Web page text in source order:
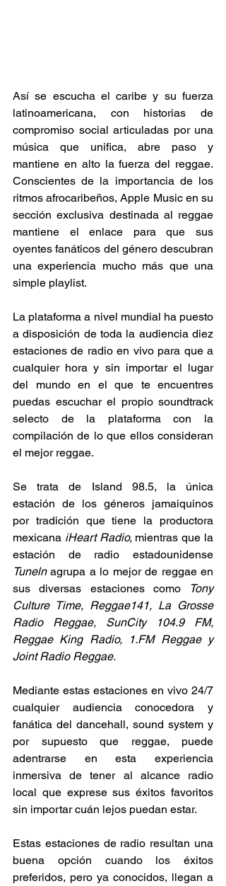
Así se escucha el caribe y su fuerza
latinoamericana, con historias de
compromiso social articuladas por una
música que unifica, abre paso y
mantiene en alto la fuerza del reggae.
Conscientes de la importancia de los
ritmos afrocaribeños, Apple Music en su
sección exclusiva destinada al reggae
mantiene el enlace para que sus
oyentes fanáticos del género descubran
una experiencia mucho más que una
simple playlist.
La plataforma a nivel mundial ha puesto
a disposición de toda la audiencia diez
estaciones de radio en vivo para que a
cualquier hora y sin importar el lugar
del mundo en el que te encuentres
puedas escuchar el propio soundtrack
selecto de la plataforma con la
compilación de lo que ellos consideran
el mejor reggae.
Se trata de Island 98.5, la única
estación de los géneros jamaiquinos
por tradición que tiene la productora
mexicana iHeart Radio, mientras que la
Tuneln agrupa a lo mejor de reggae en
sus diversas estaciones como
Tony
Culture Time, Reggae141, La Grosse
Radio Reggae, SunCity 104.9 FM,
Reggae King Radio,
1.FM Reggae y
Joint Radio Reggae.
Mediante estas estaciones en vivo 24/7
cualquier audiencia conocedora y
fanática del dancehall, sound system y
por supuesto que reggae, puede
adentrarse en esta experiencia
inmersiva de tener al alcance radio
local que exprese sus éxitos favoritos
sin importar cuán lejos puedan estar.
Estas estaciones de radio resultan una
buena opción cuando los éxitos
preferidos, pero ya conocidos, llegan a